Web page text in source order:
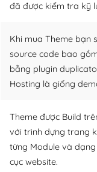
đã được kiểm tra kỹ
Khi mua Theme bạn
source code bao
bằng plugin
Hosting là giống
Theme được Build
với trình dựng trang
từng Module và
cục website.